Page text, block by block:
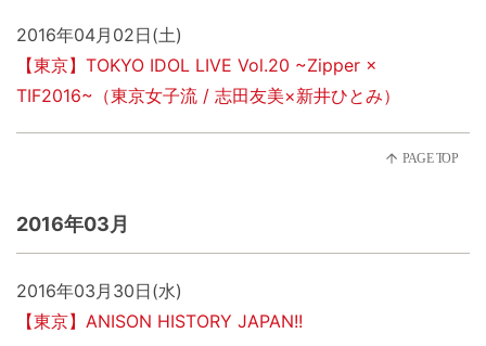
2016年04月02日(土)
【東京】TOKYO IDOL LIVE Vol.20 ~Zipper ×
TIF2016~（東京女子流 / 志田友美×新井ひとみ）
2016年03月
2016年03月30日(水)
【東京】ANISON HISTORY JAPAN!!